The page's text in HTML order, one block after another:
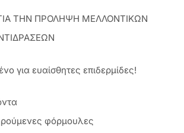
ΤΗΝ ΠΡΟΛΗΨΗ ΜΕΛΛΟΝΤΙΚΩΝ
για ευαίσθητες επιδερμίδες!
φόρμουλες